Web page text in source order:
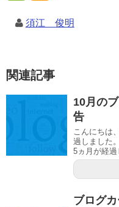
須江 俊明
関連記事
10月の
告
こんにちは
過しました
5ヵ月が経過
ブログ